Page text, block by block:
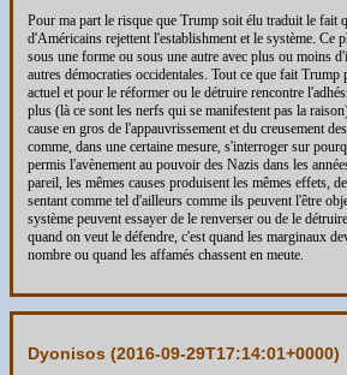
Pour ma part le risque que Trump soit élu traduit le fait
d'Américains rejettent l'establishment et le système. Ce
sous une forme ou sous une autre avec plus ou moins
autres démocraties occidentales. Tout ce que fait Trump
actuel et pour le réformer ou le détruire rencontre
plus (là ce sont les nerfs qui se manifestent pas la
cause en gros de l'appauvrissement et du creusement
comme, dans une certaine mesure, s'interroger sur
permis l'avènement au pouvoir des Nazis dans les
pareil, les mêmes causes produisent les mêmes effets,
sentant comme tel d'ailleurs comme ils peuvent l'être
système peuvent essayer de le renverser ou de le
quand on veut le défendre, c'est quand les marginaux
nombre ou quand les affamés chassent en meute.
Dyonisos (2016-09-29T17:14:01+0000)